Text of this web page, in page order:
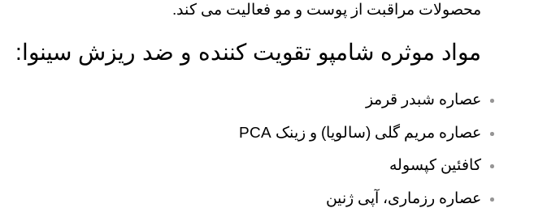
محصولات مراقبت از پوست و مو فعالیت می کند.
مواد موثره شامپو تقویت کننده و ضد ریزش سینوا:
عصاره شبدر قرمز
عصاره مریم گلی (سالویا) و زینک PCA
کافئین کپسوله
عصاره رزماری، آپی ژنین